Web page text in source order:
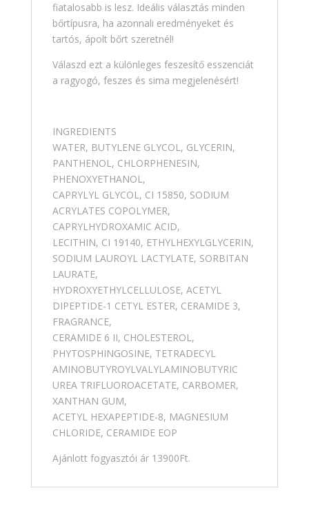
fiatalosabb is lesz. Ideális választás minden
bőrtípusra, ha azonnali eredményeket és
tartós, ápolt bőrt szeretnél!
Válaszd ezt a különleges feszesítő esszenciát
a ragyogó, feszes és sima megjelenésért!
INGREDIENTS
WATER, BUTYLENE GLYCOL, GLYCERIN,
PANTHENOL, CHLORPHENESIN,
PHENOXYETHANOL,
CAPRYLYL GLYCOL, CI 15850, SODIUM
ACRYLATES COPOLYMER,
CAPRYLHYDROXAMIC ACID,
LECITHIN, CI 19140, ETHYLHEXYLGLYCERIN,
SODIUM LAUROYL LACTYLATE, SORBITAN
LAURATE,
HYDROXYETHYLCELLULOSE, ACETYL
DIPEPTIDE-1 CETYL ESTER, CERAMIDE 3,
FRAGRANCE,
CERAMIDE 6 II, CHOLESTEROL,
PHYTOSPHINGOSINE, TETRADECYL
AMINOBUTYROYLVALYLAMINOBUTYRIC
UREA TRIFLUOROACETATE, CARBOMER,
XANTHAN GUM,
ACETYL HEXAPEPTIDE-8, MAGNESIUM
CHLORIDE, CERAMIDE EOP
Ajánlott fogyasztói ár 13900Ft.